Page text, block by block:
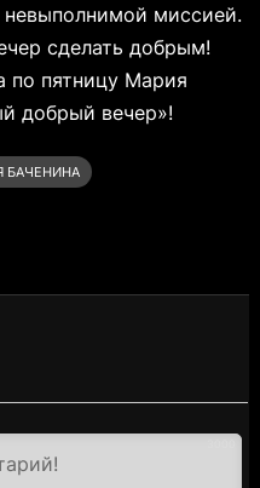
невыполнимой миссией.
сделать добрым!
по пятницу Мария
добрый вечер»!
БАЧЕНИНА